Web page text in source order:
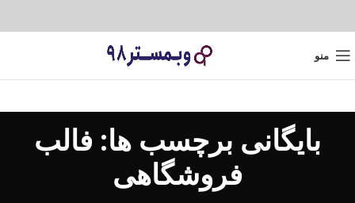
منو
بایگانی برچسب ها: فالب
فروشگاهی